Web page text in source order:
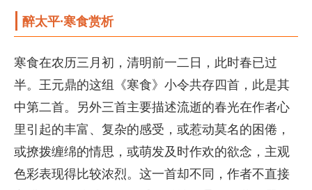
醉太平·寒食赏析
寒食在农历三月初，清明前一二日，此时春已过
半。王元鼎的这组《寒食》小令共存四首，此是其
中第二首。另外三首主要描述流逝的春光在作者心
里引起的丰富、复杂的感受，或惹动莫名的困倦，
或撩拨缠绵的情思，或萌发及时作欢的欲念，主观
色彩表现得比较浓烈。这一首却不同，作者不直接